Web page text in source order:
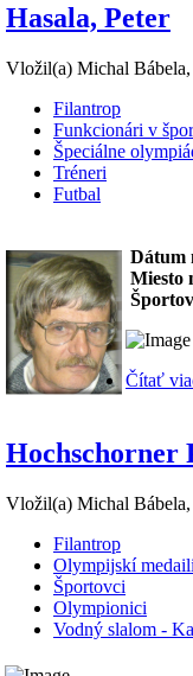
Hasala, Peter
Vložil(a) Michal
Filantrop
Funkcionári v
Špeciálne
Tréneri
Futbal
Dátum
Miesto
Čítať
Hochschorner
Vložil(a) Michal
Filantrop
Olympijskí
Športovci
Olympionici
Vodný slalom -